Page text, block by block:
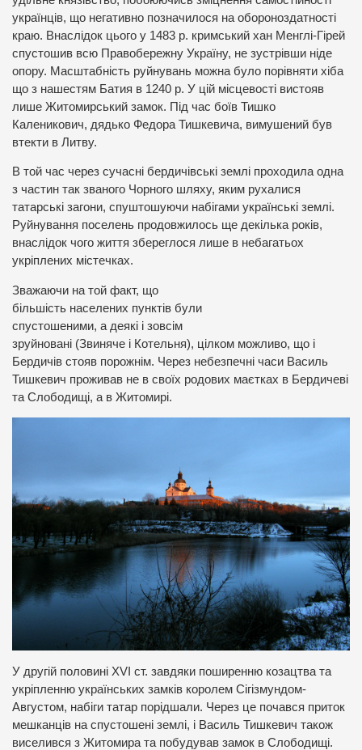
українців, що негативно позначилося на обороноздатності
краю. Внаслідок цього у 1483 р. кримський хан Менглі-Гірей
спустошив всю Правобережну Україну, не зустрівши ніде
опору. Масштабність руйнувань можна було порівняти хіба
що з нашестям Батия в 1240 р. У цій місцевості вистояв
лише Житомирський замок. Під час боїв Тишко
Каленикович, дядько Федoра Тишкевича, вимушений був
втекти в Литву.
В той час через сучасні бердичівські землі проходила одна
з частин так званого Чорного шляху, яким рухалися
татарські загони, спуштошуючи набігами українські землі.
Руйнування поселень продовжилось ще декілька років,
внаслідок чого життя збереглося лише в небагатьох
укріплених містечках.
Зважаючи на той факт, що
більшість населених пунктів були
спустошеними, а деякі і зовсім
зруйновані (Звиняче і Котельня), цілком можливо, що і
Бердичів стояв порожнім. Через небезпечні часи Василь
Тишкевич проживав не в своїх родових маєтках в Бердичеві
та Слободищі, а в Житомирі.
У другій половині XVI ст. завдяки поширенню козацтва та
укріпленню українських замків королем Сігізмундом-
Августом, набіги татар порідшали. Через це почався приток
мешканців на спустошені землі, і Василь Тишкевич також
виселився з Житомира та побудував замок в Слободищі.